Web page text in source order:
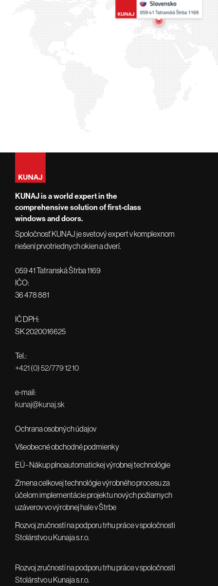
KUNAJ is a world expert in the
comprehensive solution of first-class
windows and doors.
Spoločnosť KUNAJ je svetový expert v komplexnom
riešení prvotriednych okien a dverí.
059 41 Tatranská Štrba 1169
IČO:
36 478 881
IČ DPH:
SK 2020016625
Tel.:
+421 (0) 52/779 12 10
e-mail:
kunaj@kunaj.sk
Ochrana osobných údajov
Všeobecné obchodné podmienky
EÚ - Nákup plnoautomatickej výrobnej technológie
Zmena celkovej technológie výrobného procesu za
účelom implementácie projektu nových požiarnych
uzáverov vo výrobnej hale v Štrbe
Rozvoj zručností na podporu trhu práce v spoločnosti
Stolárstvo u Kunaja s.r.o.
Rozvoj zručností na podporu trhu práce v spoločnosti
Stolárstvo u Kunaja s.r.o.